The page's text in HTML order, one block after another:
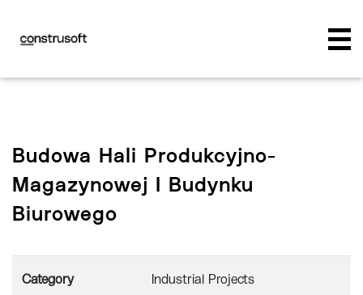
Budowa Hali Produkcyjno-
Magazynowej I Budynku
Biurowego
Category Industrial Projects